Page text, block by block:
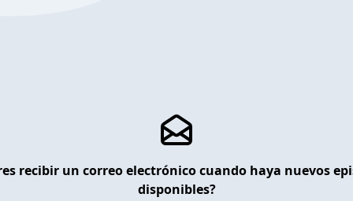
recibir un correo electrónico cuando haya nuevos
disponibles?